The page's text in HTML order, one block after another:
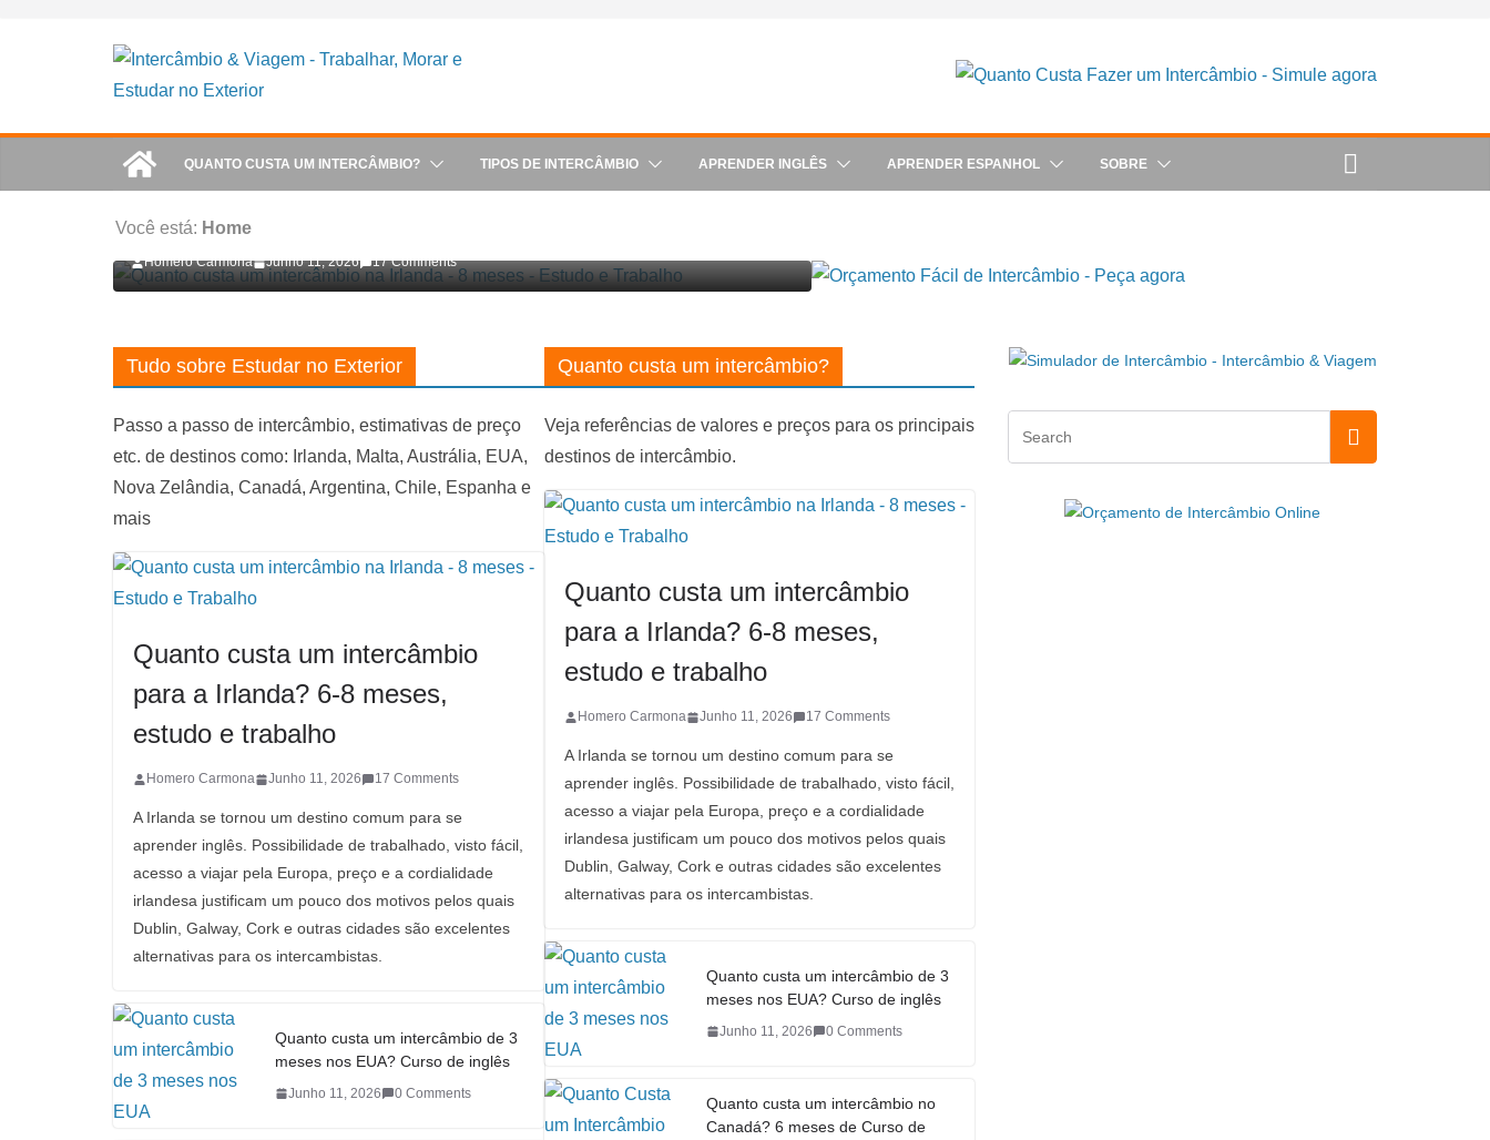
QUANTO CUSTA UM INTERCÂMBIO? TIPOS DE INTERCÂMBIO APRENDER INGLÊS APRENDER ESPANHOL SOBRE
Você está: Home
Quanto custa um intercâmbio para a Irlanda? 6-8 meses, estudo e trabalho
Homero Carmona Junho 11, 2026 17 Comments
Tudo sobre Estudar no Exterior
Passo a passo de intercâmbio, estimativas de preço
etc. de destinos como: Irlanda, Malta, Austrália, EUA,
Nova Zelândia, Canadá, Argentina, Chile, Espanha e
mais
Quanto custa um intercâmbio
para a Irlanda? 6-8 meses,
estudo e trabalho
Homero Carmona Junho 11, 2026 17 Comments
A Irlanda se tornou um destino comum para se
aprender inglês. Possibilidade de trabalhado, visto fácil,
acesso a viajar pela Europa, preço e a cordialidade
irlandesa justificam um pouco dos motivos pelos quais
Dublin, Galway, Cork e outras cidades são excelentes
alternativas para os intercambistas.
Quanto custa um intercâmbio de 3
meses nos EUA? Curso de inglês
Junho 11, 2026 0 Comments
Quanto custa um intercâmbio?
Veja referências de valores e preços para os principais
destinos de intercâmbio.
Quanto custa um intercâmbio
para a Irlanda? 6-8 meses,
estudo e trabalho
Homero Carmona Junho 11, 2026 17 Comments
A Irlanda se tornou um destino comum para se
aprender inglês. Possibilidade de trabalhado, visto fácil,
acesso a viajar pela Europa, preço e a cordialidade
irlandesa justificam um pouco dos motivos pelos quais
Dublin, Galway, Cork e outras cidades são excelentes
alternativas para os intercambistas.
Quanto custa um intercâmbio de 3
meses nos EUA? Curso de inglês
Junho 11, 2026 0 Comments
Quanto custa um intercâmbio no
Canadá? 6 meses de Curso de